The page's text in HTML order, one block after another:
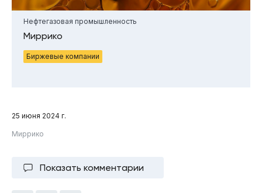
Нефтегазовая промышленность
Миррико
Биржевые компании
25 июня 2024 г.
Миррико
Показать комментарии